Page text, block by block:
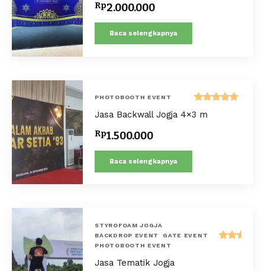
Rp2.000.000
Baca selengkapnya
PHOTOBOOTH EVENT
Dinilai
5.00
Jasa Backwall Jogja 4×3 m
Rp1.500.000
Baca selengkapnya
STYROFOAM JOGJA
BACKDROP EVENT
GATE EVENT
PHOTOBOOTH EVENT
Jasa Tematik Jogja